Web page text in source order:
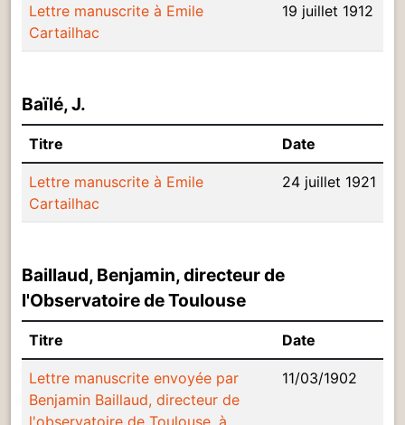
Lettre manuscrite à Emile
Cartailhac
19 juillet 1912
Baïlé, J.
Titre Date
Lettre manuscrite à Emile
Cartailhac
24 juillet 1921
Baillaud, Benjamin, directeur de
l'Observatoire de Toulouse
Titre Date
Lettre manuscrite envoyée par
Benjamin Baillaud, directeur de
l'observatoire de Toulouse, à
11/03/1902